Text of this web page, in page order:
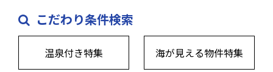
こだわり条件検索
温泉付き特集 海が見える物件特集